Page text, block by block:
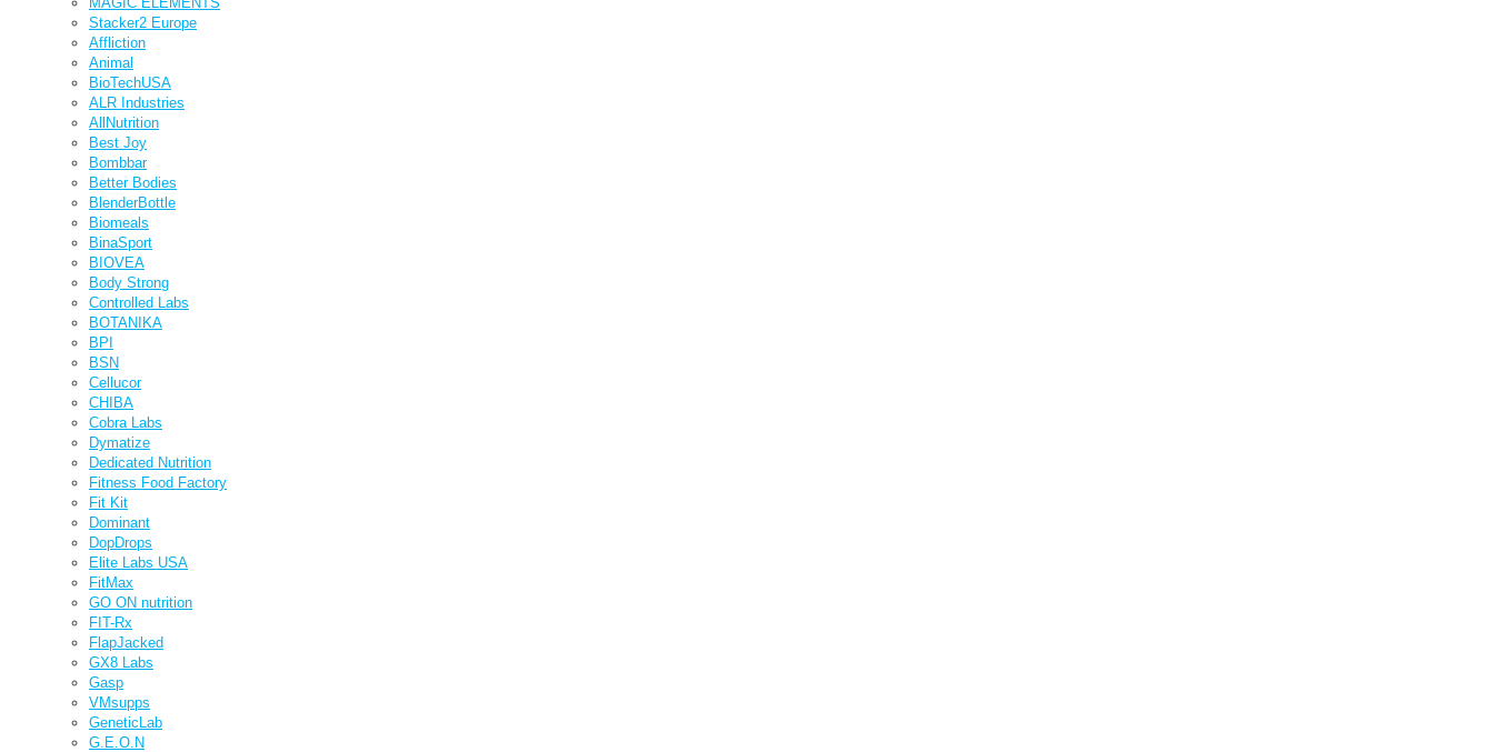
Stacker2 Europe
Affliction
Animal
BioTechUSA
ALR Industries
AllNutrition
Best Joy
Bombbar
Better Bodies
BlenderBottle
Biomeals
BinaSport
BIOVEA
Body Strong
Controlled Labs
BOTANIKA
BPI
BSN
Cellucor
CHIBA
Cobra Labs
Dymatize
Dedicated Nutrition
Fitness Food Factory
Fit Kit
Dominant
DopDrops
Elite Labs USA
FitMax
GO ON nutrition
FIT-Rx
FlapJacked
GX8 Labs
Gasp
VMsupps
GeneticLab
G.E.O.N